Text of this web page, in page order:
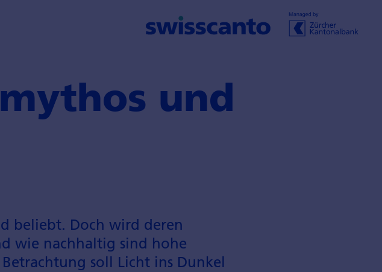
und
beliebt. Doch wird deren
wie nachhaltig sind hohe
soll Licht ins Dunkel